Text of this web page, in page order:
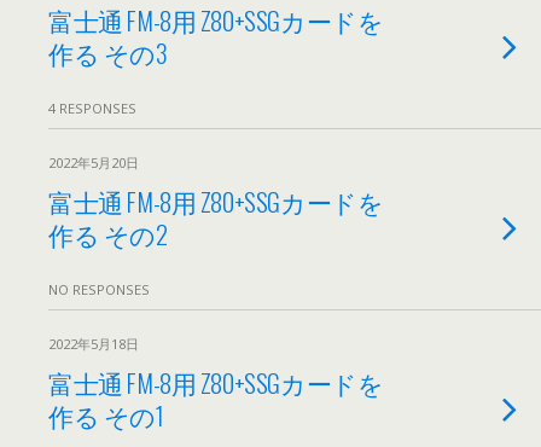
富士通 FM-8用 Z80+SSGカードを
作る その3
4 RESPONSES
2022年5月20日
富士通 FM-8用 Z80+SSGカードを
作る その2
NO RESPONSES
2022年5月18日
富士通 FM-8用 Z80+SSGカードを
作る その1